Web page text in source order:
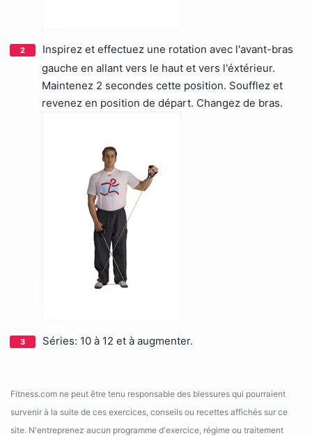
Inspirez et effectuez une rotation avec l'avant-bras
gauche en allant vers le haut et vers l'éxtérieur.
Maintenez 2 secondes cette position. Soufflez et
revenez en position de départ. Changez de bras.
Séries: 10 à 12 et à augmenter.
Fitness.com ne peut être tenu responsable des blessures qui pourraient
survenir à la suite de ces exercices, conseils ou recettes affichés sur ce
site. N'entreprenez aucun programme d'exercice, régime ou traitement